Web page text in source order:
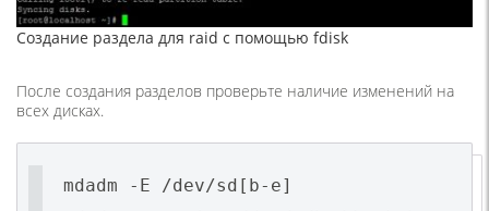
Создание раздела для raid с помощью fdisk
После создания разделов проверьте наличие изменений на
всех дисках.
mdadm -E /dev/sd[b-e]